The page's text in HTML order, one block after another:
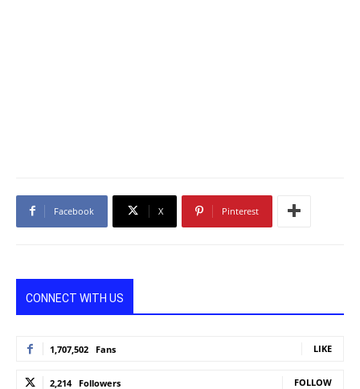
Facebook X Pinterest
CONNECT WITH US
1,707,502 Fans LIKE
2,214 Followers FOLLOW